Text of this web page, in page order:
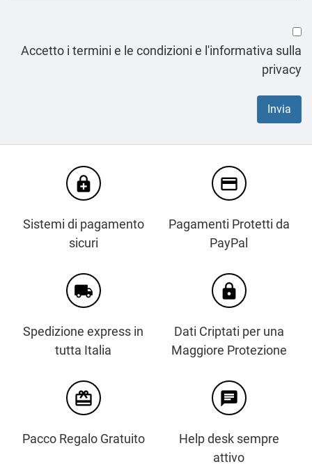
Accetto i termini e le condizioni e l'informativa sulla
privacy
enhanced_encryption
Sistemi di pagamento
sicuri
credit_card
Pagamenti Protetti da
PayPal
local_shipping
Spedizione express in
tutta Italia
https
Dati Criptati per una
Maggiore Protezione
card_giftcard
Pacco Regalo Gratuito
chat
Help desk sempre
attivo